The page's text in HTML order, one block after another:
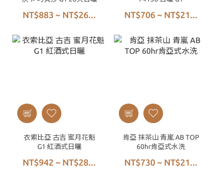
NT$883 ~ NT$26... NT$706 ~ NT$21...
衣索比亞 古吉 蜜月花魁
G1 紅酒式日曬
NT$942 ~ NT$28...
肯亞 抹茶山 青嵐 AB TOP
60hr肯亞式水洗
NT$730 ~ NT$21...